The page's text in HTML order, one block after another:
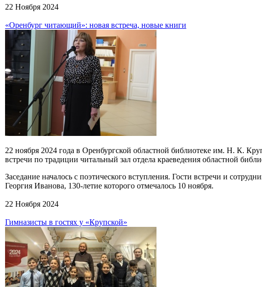
22 Ноября 2024
«Оренбург читающий»: новая встреча, новые книги
22 ноября 2024 года в Оренбургской областной библиотеке им. Н. К.
встречи по традиции читальный зал отдела краеведения областной
Заседание началось с поэтического вступления. Гости встречи и
Георгия Иванова, 130-летие которого отмечалось 10 ноября.
22 Ноября 2024
Гимназисты в гостях у «Крупской»